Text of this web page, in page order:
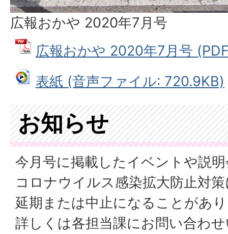
広報おかや 2020年7月号
広報おかや 2020年7月号
表紙 (音声ファイル: 720.9KB)
お知らせ
今月号に掲載したイベントや説
コロナウイルス感染拡大防止対
延期または中止になることがあ
詳しくは各担当課にお問い合わ